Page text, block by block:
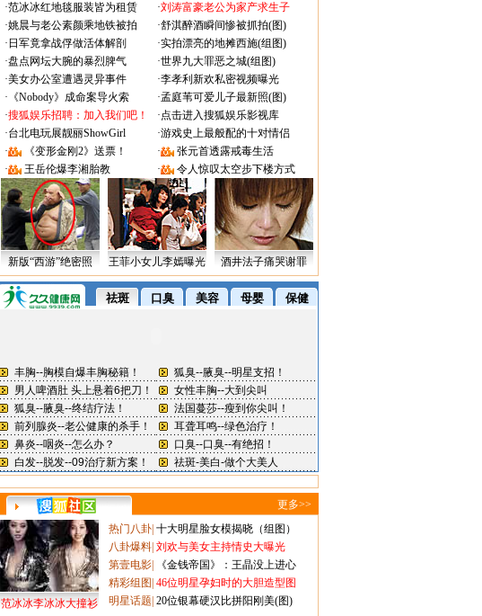
·范冰冰红地毯服装皆为租赁 ·刘涛富豪老公为家产求生子
·姚晨与老公素颜乘地铁被拍 ·舒淇醉酒瞬间惨被抓拍(图)
· 日军竟拿战俘做活体解剖 ·实拍漂亮的地摊西施(组图)
·盘点网坛大腕的暴烈脾气 ·世界九大罪恶之城(组图)
·美女办公室遭遇灵异事件 ·李孝利新欢私密视频曝光
· 《Nobody》成命案导火索 ·孟庭苇可爱儿子最新照(图)
·搜狐娱乐招聘：加入我们吧！ ·点击进入搜狐娱乐影视库
·台北电玩展靓丽ShowGirl ·游戏史上最般配的十对情侣
·
《变形金刚2》送票！ ·
张元首透露戒毒生活
·
王岳伦爆李湘胎教 · 令人惊叹太空步下楼方式
新版“西游”绝密照 王菲小女儿李嫣曝光 酒井法子痛哭谢罪
更多>>
范冰冰李冰冰大撞衫
热门八卦 十大明星脸女模揭晓（组图）
八卦爆料 刘欢与美女主持情史大曝光
第壹电影
《金钱帝国》：王晶没上进心
精彩组图 46位明星孕妇时的大胆造型图
明星话题 20位银幕硬汉比拼阳刚美(图)